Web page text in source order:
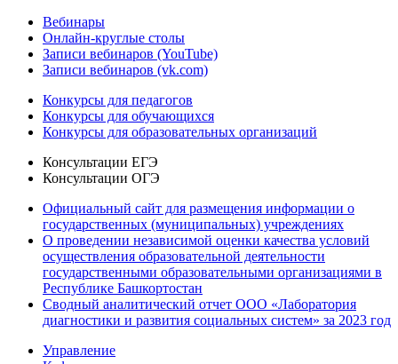
Вебинары
Онлайн-круглые столы
Записи вебинаров (YouTube)
Записи вебинаров (vk.com)
Конкурсы для педагогов
Конкурсы для обучающихся
Конкурсы для образовательных организаций
Консультации ЕГЭ
Консультации ОГЭ
Официальный сайт для размещения информации о
государственных (муниципальных) учреждениях
О проведении независимой оценки качества условий
осуществления образовательной деятельности
государственными образовательными организациями в
Республике Башкортостан
Сводный аналитический отчет ООО «Лаборатория
диагностики и развития социальных систем» за 2023 год
Управление